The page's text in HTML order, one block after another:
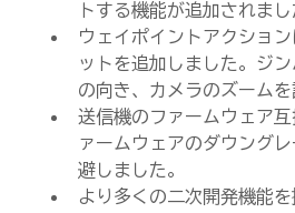
トする機能が追加されまし
ウェイポイントアクショ
ットを追加しました。ジ
の向き、カメラのズームを
送信機のファームウェア
ァームウェアのダウング
避しました。
より多くの二次開発機能